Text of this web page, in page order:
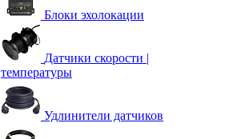
Блоки эхолокации
Датчики скорости |
температуры
Удлинители датчиков